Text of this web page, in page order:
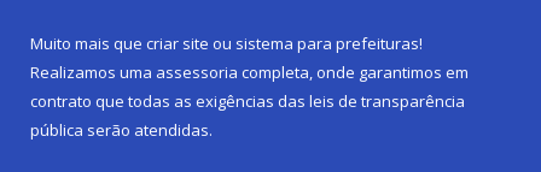
Muito mais que criar site ou sistema para prefeituras!
Realizamos uma assessoria completa, onde garantimos em
contrato que todas as exigências das leis de transparência
pública serão atendidas.